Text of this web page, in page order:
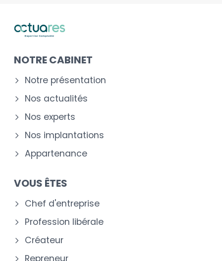
NOTRE CABINET
Notre présentation
Nos actualités
Nos experts
Nos implantations
Appartenance
VOUS ÊTES
Chef d'entreprise
Profession libérale
Créateur
Repreneur